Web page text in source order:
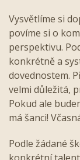
Vysvětlíme si
povíme si o
perspektivu.
konkrétně a
dovednostem.
velmi důležitá,
Pokud ale
má šanci!
Podle žádané